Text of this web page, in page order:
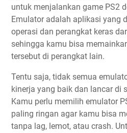
untuk menjalankan game PS2
Emulator adalah aplikasi yang
operasi dan perangkat keras
sehingga kamu bisa
tersebut di perangkat lain.
Tentu saja, tidak semua
kinerja yang baik dan lancar di
Kamu perlu memilih emulator
paling ringan agar kamu bisa
tanpa lag, lemot, atau crash.